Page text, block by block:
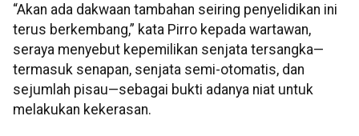
“Akan ada dakwaan tambahan seiring penyelidikan ini
terus berkembang,” kata Pirro kepada wartawan,
seraya menyebut kepemilikan senjata tersangka—
termasuk senapan, senjata semi-otomatis, dan
sejumlah pisau—sebagai bukti adanya niat untuk
melakukan kekerasan.